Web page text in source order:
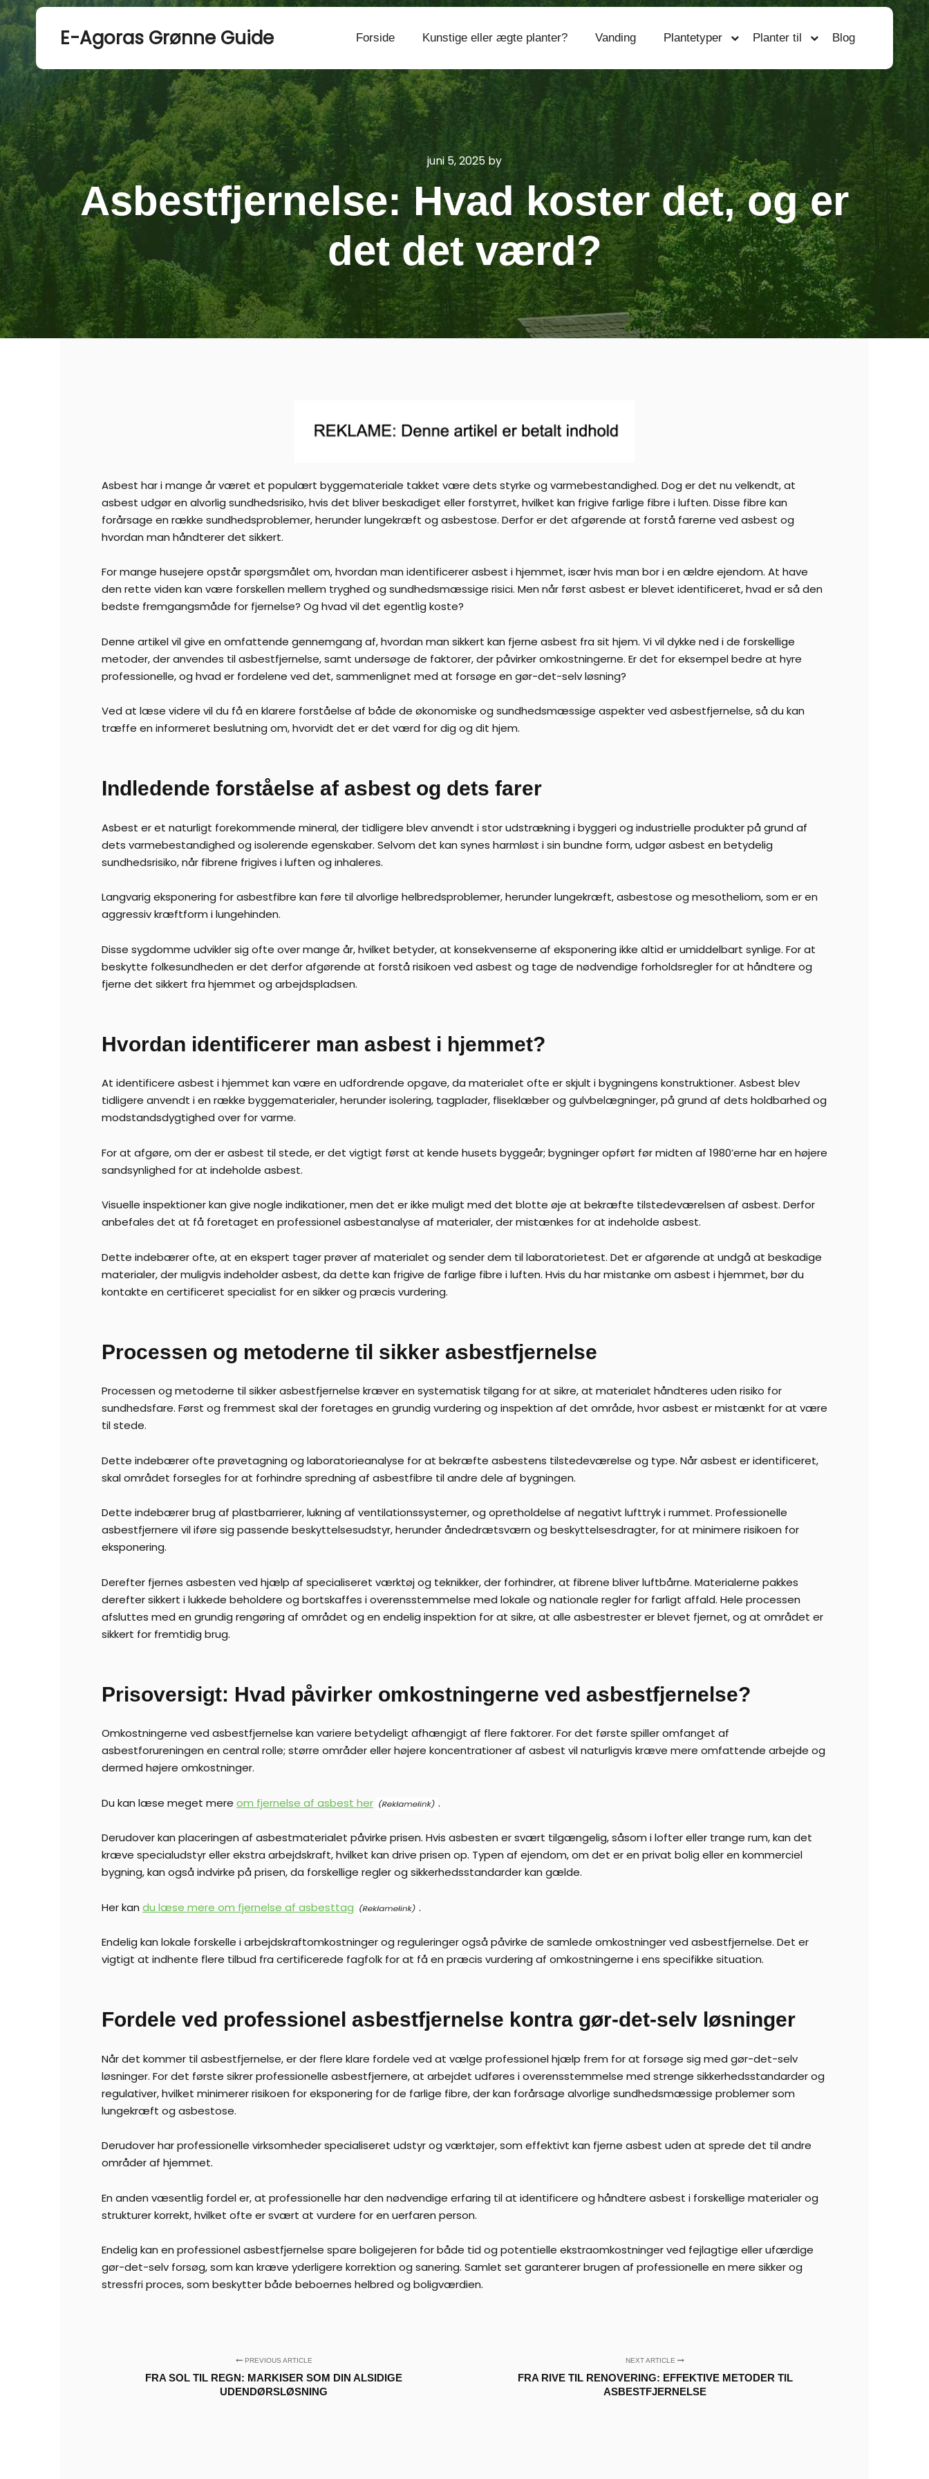
E-Agoras Grønne Guide Forside Kunstige eller ægte planter? Vanding Plantetyper Planter til Blog
juni 5, 2025 by
Asbestfjernelse: Hvad koster det, og er
det det værd?
Asbest har i mange år været et populært byggemateriale takket være dets styrke og varmebestandighed. Dog er det nu velkendt, at
asbest udgør en alvorlig sundhedsrisiko, hvis det bliver beskadiget eller forstyrret, hvilket kan frigive farlige fibre i luften. Disse fibre kan
forårsage en række sundhedsproblemer, herunder lungekræft og asbestose. Derfor er det afgørende at forstå farerne ved asbest og
hvordan man håndterer det sikkert.
For mange husejere opstår spørgsmålet om, hvordan man identificerer asbest i hjemmet, især hvis man bor i en ældre ejendom. At have
den rette viden kan være forskellen mellem tryghed og sundhedsmæssige risici. Men når først asbest er blevet identificeret, hvad er så den
bedste fremgangsmåde for fjernelse? Og hvad vil det egentlig koste?
Denne artikel vil give en omfattende gennemgang af, hvordan man sikkert kan fjerne asbest fra sit hjem. Vi vil dykke ned i de forskellige
metoder, der anvendes til asbestfjernelse, samt undersøge de faktorer, der påvirker omkostningerne. Er det for eksempel bedre at hyre
professionelle, og hvad er fordelene ved det, sammenlignet med at forsøge en gør-det-selv løsning?
Ved at læse videre vil du få en klarere forståelse af både de økonomiske og sundhedsmæssige aspekter ved asbestfjernelse, så du kan
træffe en informeret beslutning om, hvorvidt det er det værd for dig og dit hjem.
Indledende forståelse af asbest og dets farer
Asbest er et naturligt forekommende mineral, der tidligere blev anvendt i stor udstrækning i byggeri og industrielle produkter på grund af
dets varmebestandighed og isolerende egenskaber. Selvom det kan synes harmløst i sin bundne form, udgør asbest en betydelig
sundhedsrisiko, når fibrene frigives i luften og inhaleres.
Langvarig eksponering for asbestfibre kan føre til alvorlige helbredsproblemer, herunder lungekræft, asbestose og mesotheliom, som er en
aggressiv kræftform i lungehinden.
Disse sygdomme udvikler sig ofte over mange år, hvilket betyder, at konsekvenserne af eksponering ikke altid er umiddelbart synlige. For at
beskytte folkesundheden er det derfor afgørende at forstå risikoen ved asbest og tage de nødvendige forholdsregler for at håndtere og
fjerne det sikkert fra hjemmet og arbejdspladsen.
Hvordan identificerer man asbest i hjemmet?
At identificere asbest i hjemmet kan være en udfordrende opgave, da materialet ofte er skjult i bygningens konstruktioner. Asbest blev
tidligere anvendt i en række byggematerialer, herunder isolering, tagplader, fliseklæber og gulvbelægninger, på grund af dets holdbarhed og
modstandsdygtighed over for varme.
For at afgøre, om der er asbest til stede, er det vigtigt først at kende husets byggeår; bygninger opført før midten af 1980’erne har en højere
sandsynlighed for at indeholde asbest.
Visuelle inspektioner kan give nogle indikationer, men det er ikke muligt med det blotte øje at bekræfte tilstedeværelsen af asbest. Derfor
anbefales det at få foretaget en professionel asbestanalyse af materialer, der mistænkes for at indeholde asbest.
Dette indebærer ofte, at en ekspert tager prøver af materialet og sender dem til laboratorietest. Det er afgørende at undgå at beskadige
materialer, der muligvis indeholder asbest, da dette kan frigive de farlige fibre i luften. Hvis du har mistanke om asbest i hjemmet, bør du
kontakte en certificeret specialist for en sikker og præcis vurdering.
Processen og metoderne til sikker asbestfjernelse
Processen og metoderne til sikker asbestfjernelse kræver en systematisk tilgang for at sikre, at materialet håndteres uden risiko for
sundhedsfare. Først og fremmest skal der foretages en grundig vurdering og inspektion af det område, hvor asbest er mistænkt for at være
til stede.
Dette indebærer ofte prøvetagning og laboratorieanalyse for at bekræfte asbestens tilstedeværelse og type. Når asbest er identificeret,
skal området forsegles for at forhindre spredning af asbestfibre til andre dele af bygningen.
Dette indebærer brug af plastbarrierer, lukning af ventilationssystemer, og opretholdelse af negativt lufttryk i rummet. Professionelle
asbestfjernere vil iføre sig passende beskyttelsesudstyr, herunder åndedrætsværn og beskyttelsesdragter, for at minimere risikoen for
eksponering.
Derefter fjernes asbesten ved hjælp af specialiseret værktøj og teknikker, der forhindrer, at fibrene bliver luftbårne. Materialerne pakkes
derefter sikkert i lukkede beholdere og bortskaffes i overensstemmelse med lokale og nationale regler for farligt affald. Hele processen
afsluttes med en grundig rengøring af området og en endelig inspektion for at sikre, at alle asbestrester er blevet fjernet, og at området er
sikkert for fremtidig brug.
Prisoversigt: Hvad påvirker omkostningerne ved asbestfjernelse?
Omkostningerne ved asbestfjernelse kan variere betydeligt afhængigt af flere faktorer. For det første spiller omfanget af
asbestforureningen en central rolle; større områder eller højere koncentrationer af asbest vil naturligvis kræve mere omfattende arbejde og
dermed højere omkostninger.
Du kan læse meget mere om fjernelse af asbest her .
Derudover kan placeringen af asbestmaterialet påvirke prisen. Hvis asbesten er svært tilgængelig, såsom i lofter eller trange rum, kan det
kræve specialudstyr eller ekstra arbejdskraft, hvilket kan drive prisen op. Typen af ejendom, om det er en privat bolig eller en kommerciel
bygning, kan også indvirke på prisen, da forskellige regler og sikkerhedsstandarder kan gælde.
Her kan du læse mere om fjernelse af asbesttag .
Endelig kan lokale forskelle i arbejdskraftomkostninger og reguleringer også påvirke de samlede omkostninger ved asbestfjernelse. Det er
vigtigt at indhente flere tilbud fra certificerede fagfolk for at få en præcis vurdering af omkostningerne i ens specifikke situation.
Fordele ved professionel asbestfjernelse kontra gør-det-selv løsninger
Når det kommer til asbestfjernelse, er der flere klare fordele ved at vælge professionel hjælp frem for at forsøge sig med gør-det-selv
løsninger. For det første sikrer professionelle asbestfjernere, at arbejdet udføres i overensstemmelse med strenge sikkerhedsstandarder og
regulativer, hvilket minimerer risikoen for eksponering for de farlige fibre, der kan forårsage alvorlige sundhedsmæssige problemer som
lungekræft og asbestose.
Derudover har professionelle virksomheder specialiseret udstyr og værktøjer, som effektivt kan fjerne asbest uden at sprede det til andre
områder af hjemmet.
En anden væsentlig fordel er, at professionelle har den nødvendige erfaring til at identificere og håndtere asbest i forskellige materialer og
strukturer korrekt, hvilket ofte er svært at vurdere for en uerfaren person.
Endelig kan en professionel asbestfjernelse spare boligejeren for både tid og potentielle ekstraomkostninger ved fejlagtige eller ufærdige
gør-det-selv forsøg, som kan kræve yderligere korrektion og sanering. Samlet set garanterer brugen af professionelle en mere sikker og
stressfri proces, som beskytter både beboernes helbred og boligværdien.
PREVIOUS ARTICLE
FRA SOL TIL REGN: MARKISER SOM DIN ALSIDIGE
UDENDØRSLØSNING
NEXT ARTICLE
FRA RIVE TIL RENOVERING: EFFEKTIVE METODER TIL
ASBESTFJERNELSE
CVR 374 077 39